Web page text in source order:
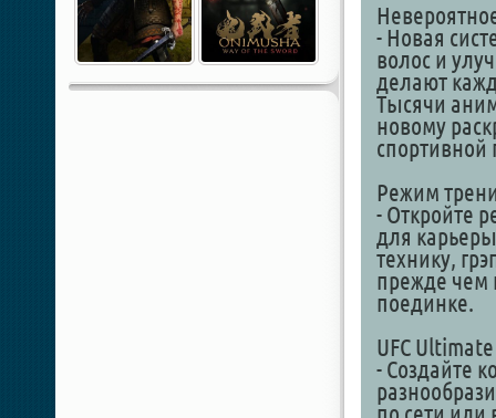
- Новая
волос и
делают
Тысячи
новому
спортивной
Режим
- Откройте
для
технику,
прежде чем
поединке.
UFC
- Создайте